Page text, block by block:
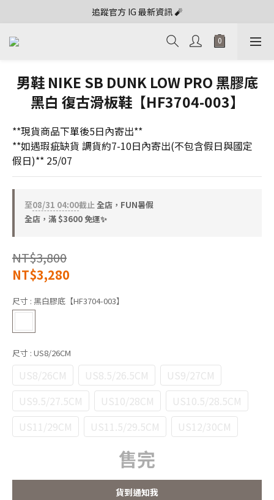
追蹤官方 IG 最新資訊 🧨
男鞋 NIKE SB DUNK LOW PRO 黑膠底
黑白 復古滑板鞋【HF3704-003】
**現貨商品下單後5日內寄出**
**如遇瑕疵缺貨 調貨約7-10日內寄出(不包含假日與國定
假日)** 25/07
至08/31 04:00截止全店，FUN暑假
全店，滿 $3600 免運✨
NT$3,800
NT$3,280
尺寸 : 黑白膠底【HF3704-003】
尺寸 : US8/26CM
US8/26CM US8.5/26.5CM
US9/27CM
US9.5/27.5CM
US10/28CM
US10.5/28.5CM
US11/29CM
US11.5/29.5CM US12/30CM
售完
貨到通知我